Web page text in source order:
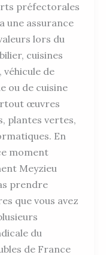
préfectorales
une assurance
lors du
cuisines
véhicule de
ou de cuisine
œuvres
plantes vertes,
En
moment
Meyzieu
prendre
que vous avez
du
de France